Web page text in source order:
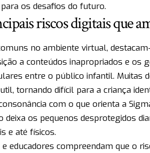
os desafios do futuro.
riscos digitais que
no ambiente virtual,
a conteúdos inapropriados e os
entre o público infantil. Muitas
tornando difícil para a criança
com o que orienta a
deixa os pequenos desprotegidos
e até físicos.
educadores compreendam que o